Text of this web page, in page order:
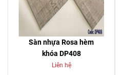
Sàn nhựa Rosa hèm
khóa DP408
Liên hệ